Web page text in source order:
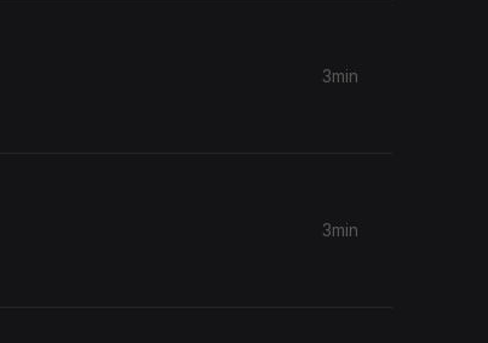
3min
3min